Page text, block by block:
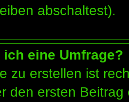
abschaltest).
eine Umfrage?
zu erstellen ist
den ersten